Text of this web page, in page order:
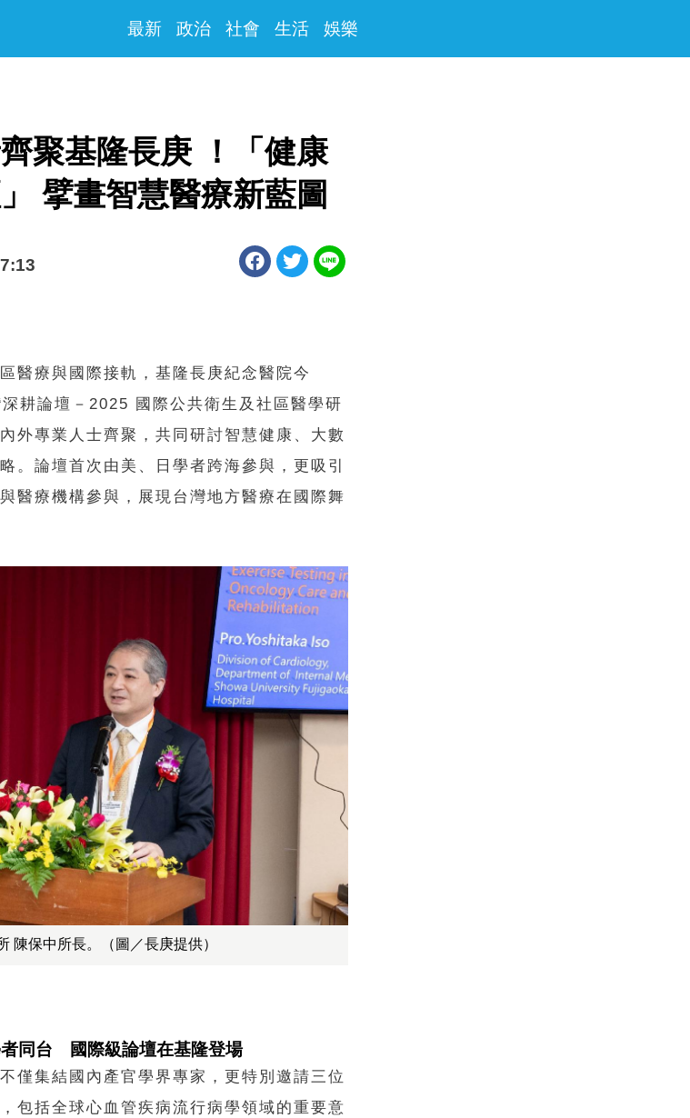
最新 政治 社會 生活 娛樂
聚基隆長庚 ！「健康
擘畫智慧醫療新藍圖
醫療與國際接軌，基隆長庚紀念醫院今
深耕論壇－2025 國際公共衛生及社區醫學研
外專業人士齊聚，共同研討智慧健康、大數
。論壇首次由美、日學者跨海參與，更吸引
醫療機構參與，展現台灣地方醫療在國際舞
陳保中所長。（圖／長庚提供）
同台 國際級論壇在基隆登場
僅集結國內產官學界專家，更特別邀請三位
包括全球心血管疾病流行病學領域的重要意